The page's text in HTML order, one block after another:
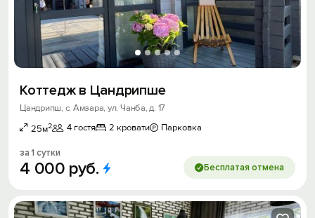
Коттедж в Цандрипше
Цандрипш, с. Амзара, ул. Чанба, д. 17
25м2 4 гостя 2 кровати Парковка
за 1 сутки
4 000 руб. Бесплатая отмена